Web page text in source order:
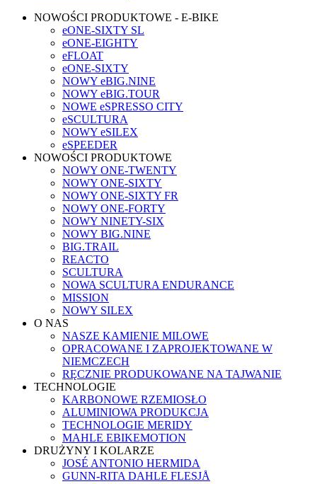
NOWOŚCI PRODUKTOWE - E-BIKE
eONE-SIXTY SL
eONE-EIGHTY
eFLOAT
eONE-SIXTY
NOWY eBIG.NINE
NOWY eBIG.TOUR
NOWE eSPRESSO CITY
eSCULTURA
NOWY eSILEX
eSPEEDER
NOWOŚCI PRODUKTOWE
NOWY ONE-TWENTY
NOWY ONE-SIXTY
NOWY ONE-SIXTY FR
NOWY ONE-FORTY
NOWY NINETY-SIX
NOWY BIG.NINE
BIG.TRAIL
REACTO
SCULTURA
NOWA SCULTURA ENDURANCE
MISSION
NOWY SILEX
O NAS
NASZE KAMIENIE MILOWE
OPRACOWANE I ZAPROJEKTOWANE W
NIEMCZECH
RĘCZNIE PRODUKOWANE NA TAJWANIE
TECHNOLOGIE
KARBONOWE RZEMIOSŁO
ALUMINIOWA PRODUKCJA
TECHNOLOGIE MERIDY
MAHLE EBIKEMOTION
DRUŻYNY I KOLARZE
JOSÉ ANTONIO HERMIDA
GUNN-RITA DAHLE FLESJÅ